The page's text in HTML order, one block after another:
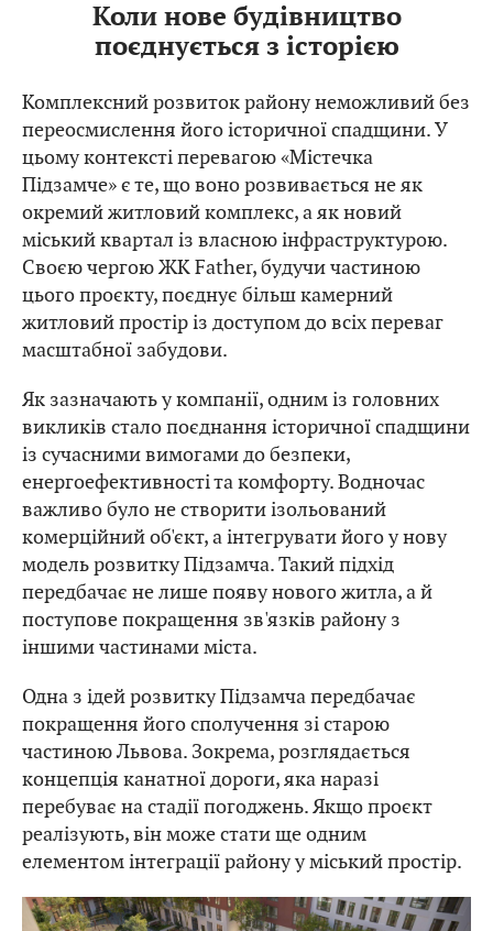
Коли нове будівництво
поєднується з історією
Комплексний розвиток району неможливий без
переосмислення його історичної спадщини. У
цьому контексті перевагою «Містечка
Підзамче» є те, що воно розвивається не як
окремий житловий комплекс, а як новий
міський квартал із власною інфраструктурою.
Своєю чергою ЖК Father, будучи частиною
цього проєкту, поєднує більш камерний
житловий простір із доступом до всіх переваг
масштабної забудови.
Як зазначають у компанії, одним із головних
викликів стало поєднання історичної спадщини
із сучасними вимогами до безпеки,
енергоефективності та комфорту. Водночас
важливо було не створити ізольований
комерційний об'єкт, а інтегрувати його у нову
модель розвитку Підзамча. Такий підхід
передбачає не лише появу нового житла, а й
поступове покращення зв'язків району з
іншими частинами міста.
Одна з ідей розвитку Підзамча передбачає
покращення його сполучення зі старою
частиною Львова. Зокрема, розглядається
концепція канатної дороги, яка наразі
перебуває на стадії погоджень. Якщо проєкт
реалізують, він може стати ще одним
елементом інтеграції району у міський простір.